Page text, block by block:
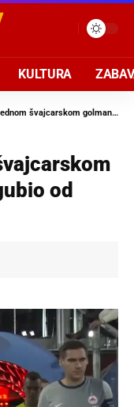
KULTURA
golmanu, Salcburg izgubio od Čelsija
od